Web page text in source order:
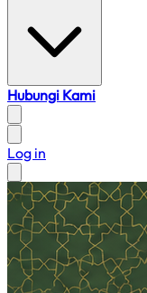
Hubungi Kami
Log in